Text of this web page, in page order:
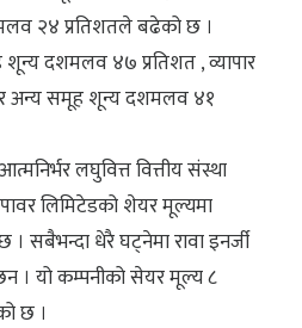
२४ प्रतिशतले बढेको छ ।
शून्य दशमलव ४७ प्रतिशत , व्यापार
अन्य समूह शून्य दशमलव ४१
लघुवित्त वित्तीय संस्था
लिमिटेडको शेयर मूल्यमा
सबैभन्दा धेरै घट्नेमा रावा इनर्जी
। यो कम्पनीको सेयर मूल्य ८
छ ।